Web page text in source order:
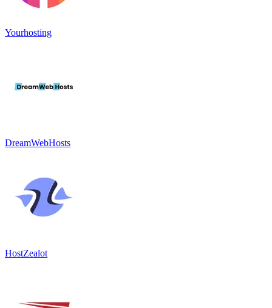
Yourhosting
DreamWebHosts
HostZealot